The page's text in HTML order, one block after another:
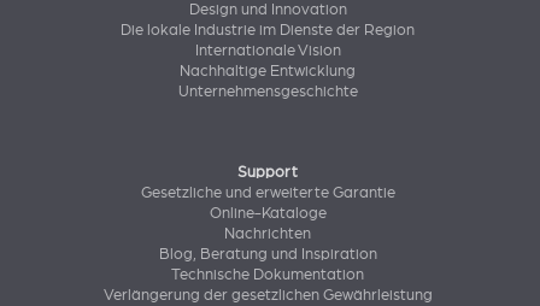
Design und Innovation
Die lokale Industrie im Dienste der Region
Internationale Vision
Nachhaltige Entwicklung
Unternehmensgeschichte
Support
Gesetzliche und erweiterte Garantie
Online-Kataloge
Nachrichten
Blog, Beratung und Inspiration
Technische Dokumentation
Verlängerung der gesetzlichen Gewährleistung